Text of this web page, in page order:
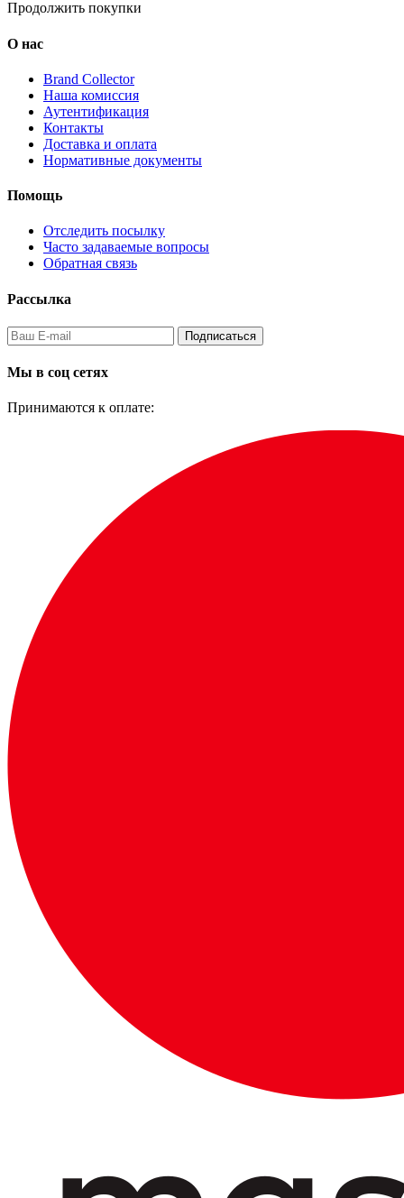
Продолжить покупки
О нас
Brand Collector
Наша комиссия
Аутентификация
Контакты
Доставка и оплата
Нормативные документы
Помощь
Отследить посылку
Часто задаваемые вопросы
Обратная связь
Рассылка
Подписаться
Мы в соц сетях
Принимаются к оплате: